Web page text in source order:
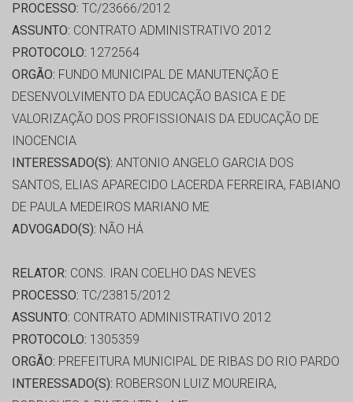
PROCESSO: TC/23666/2012
ASSUNTO: CONTRATO ADMINISTRATIVO 2012
PROTOCOLO: 1272564
ORGÃO: FUNDO MUNICIPAL DE MANUTENÇÃO E
DESENVOLVIMENTO DA EDUCAÇÃO BASICA E DE
VALORIZAÇÃO DOS PROFISSIONAIS DA EDUCAÇÃO DE
INOCENCIA
INTERESSADO(S): ANTONIO ANGELO GARCIA DOS
SANTOS, ELIAS APARECIDO LACERDA FERREIRA, FABIANO
DE PAULA MEDEIROS MARIANO ME
ADVOGADO(S): NÃO HÁ
RELATOR: CONS. IRAN COELHO DAS NEVES
PROCESSO: TC/23815/2012
ASSUNTO: CONTRATO ADMINISTRATIVO 2012
PROTOCOLO: 1305359
ORGÃO: PREFEITURA MUNICIPAL DE RIBAS DO RIO PARDO
INTERESSADO(S): ROBERSON LUIZ MOUREIRA,